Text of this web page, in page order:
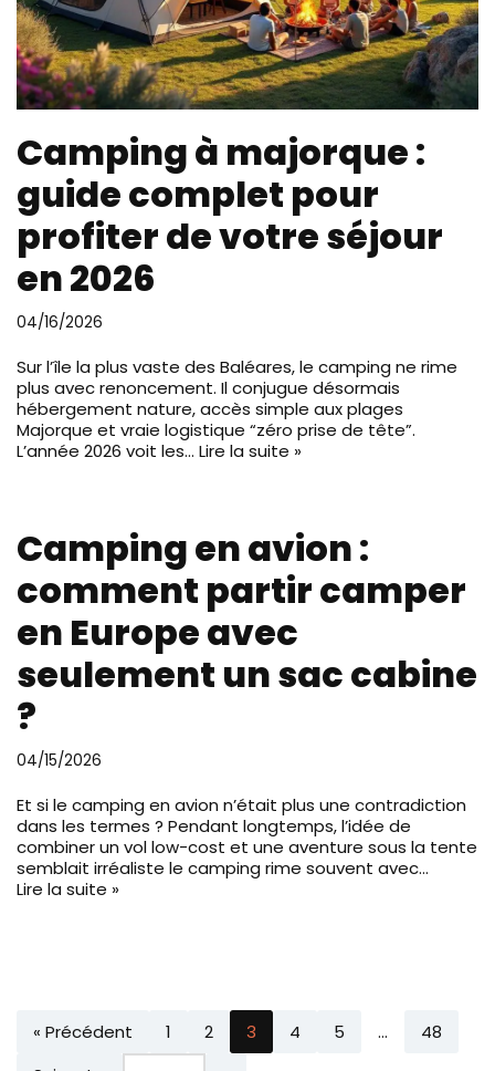
Camping à majorque :
guide complet pour
profiter de votre séjour
en 2026
04/16/2026
Sur l’île la plus vaste des Baléares, le camping ne rime
plus avec renoncement. Il conjugue désormais
hébergement nature, accès simple aux plages
Majorque et vraie logistique “zéro prise de tête”.
L’année 2026 voit les… Lire la suite »
Camping en avion :
comment partir camper
en Europe avec
seulement un sac cabine
?
04/15/2026
Et si le camping en avion n’était plus une contradiction
dans les termes ? Pendant longtemps, l’idée de
combiner un vol low-cost et une aventure sous la tente
semblait irréaliste le camping rime souvent avec…
Lire la suite »
« Précédent 1 2 3 4 5 …
48